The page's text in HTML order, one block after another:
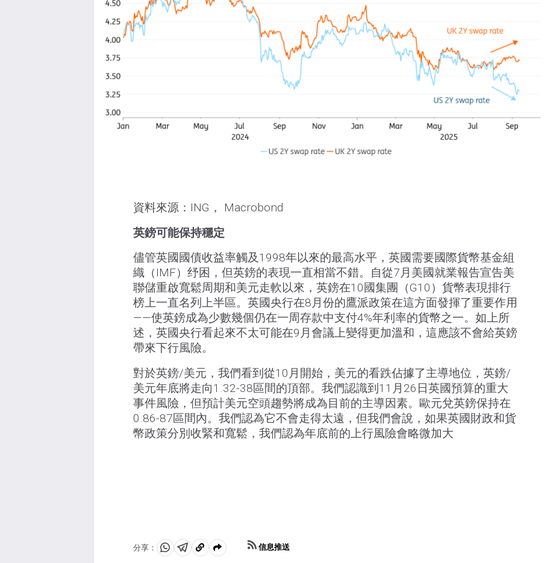
資料來源：ING， Macrobond
英鎊可能保持穩定
儘管英國國債收益率觸及1998年以來的最高水平，英國需要國際貨幣基金組
織（IMF）纾困，但英鎊的表現一直相當不錯。自從7月美國就業報告宣告美
聯儲重啟寬鬆周期和美元走軟以來，英鎊在10國集團（G10）貨幣表現排行
榜上一直名列上半區。英國央行在8月份的鷹派政策在這方面發揮了重要作用
——使英鎊成為少數幾個仍在一周存款中支付4%年利率的貨幣之一。如上所
述，英國央行看起來不太可能在9月會議上變得更加溫和，這應該不會給英鎊
帶來下行風險。
對於英鎊/美元，我們看到從10月開始，美元的看跌佔據了主導地位，英鎊/
美元年底將走向1.32-38區間的頂部。我們認識到11月26日英國預算的重大
事件風險，但預計美元空頭趨勢將成為目前的主導因素。歐元兌英鎊保持在
0.86-87區間內。我們認為它不會走得太遠，但我們會說，如果英國財政和貨
幣政策分別收緊和寬鬆，我們認為年底前的上行風險會略微加大
分享：
分 分 複
信息推送